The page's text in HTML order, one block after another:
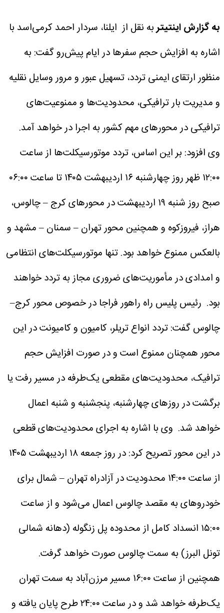
به گزارش اینتیتربه نقل از ایلنا، سردار احمد کرمی‌اسد با
اشاره به افزایش حجم سفرها در ایام پیش‌رو گفت: به
منظور ارتقای ایمنی تردد، تسهیل عبور و مرور وسایل نقلیه
و مدیریت بار ترافیکی، محدودیت‌ها و ممنوعیت‌های
ترافیکی در محورهای مهم کشور به اجرا در خواهد آمد.
وی افزود: بر این اساس، تردد موتورسیکلت‌ها از ساعت
۱۲:۰۰ ظهر روز چهارشنبه ۱۶ اردیبهشت ۱۴۰۵ تا ساعت ۰۶:۰۰
صبح روز شنبه ۱۹ اردیبهشت در محورهای کرج – چالوس،
هراز، فیروزکوه و همچنین محور تهران – سمنان – مشهد و
بالعکس ممنوع خواهد بود. تنها موتورسیکلت‌های انتظامی
و امدادی در مأموریت‌های ضروری مجاز به تردد خواهند
بود. رئیس پلیس راه راهور فراجا در خصوص محور کرج–
چالوس گفت: تردد انواع تریلر، کامیون و کامیونت در این
محور همچنان ممنوع است و در صورت افزایش حجم
ترافیک، محدودیت‌های مقطعی یک‌طرفه در مسیر رفت یا
برگشت در روزهای چهارشنبه، پنجشنبه و شنبه اعمال
خواهد شد. وی با اشاره به اجرای محدودیت‌های قطعی
در این محور تصریح کرد: در روز جمعه ۱۸ اردیبهشت ۱۴۰۵
از ساعت ۱۴:۰۰ محدودیت در آزادراه تهران – شمال برای
خودروهای به مقصد چالوس اعمال می‌شود و از ساعت
۱۵:۰۰ انسداد کامل از محدوده پل زنگوله (دهانه شمالی
تونل البرز) به سمت چالوس صورت خواهد گرفت.
همچنین از ساعت ۱۶:۰۰ مسیر مرزن‌آباد به سمت تهران
یک‌طرفه خواهد شد و در ساعت ۲۴:۰۰ طرح پایان یافته و